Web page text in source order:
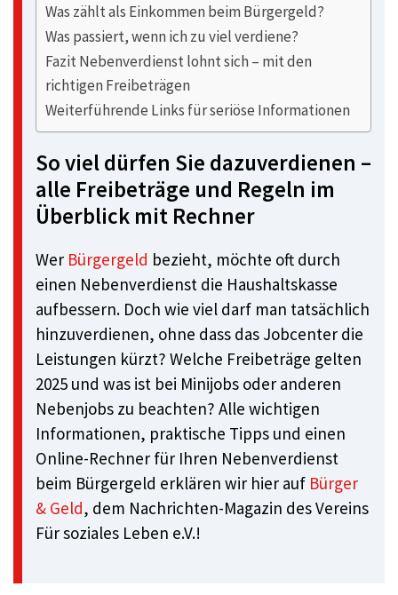
Was zählt als Einkommen beim Bürgergeld?
Was passiert, wenn ich zu viel verdiene?
Fazit Nebenverdienst lohnt sich – mit den
richtigen Freibeträgen
Weiterführende Links für seriöse Informationen
So viel dürfen Sie dazuverdienen –
alle Freibeträge und Regeln im
Überblick mit Rechner
Wer Bürgergeld bezieht, möchte oft durch
einen Nebenverdienst die Haushaltskasse
aufbessern. Doch wie viel darf man tatsächlich
hinzuverdienen, ohne dass das Jobcenter die
Leistungen kürzt? Welche Freibeträge gelten
2025 und was ist bei Minijobs oder anderen
Nebenjobs zu beachten? Alle wichtigen
Informationen, praktische Tipps und einen
Online-Rechner für Ihren Nebenverdienst
beim Bürgergeld erklären wir hier auf Bürger
& Geld, dem Nachrichten-Magazin des Vereins
Für soziales Leben e.V.!